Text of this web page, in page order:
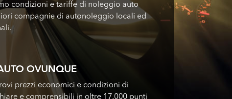
condizioni e tariffe di noleggio auto
compagnie di autonoleggio locali ed
OVUNQUE
prezzi economici e condizioni di
e comprensibili in oltre 17.000 punti